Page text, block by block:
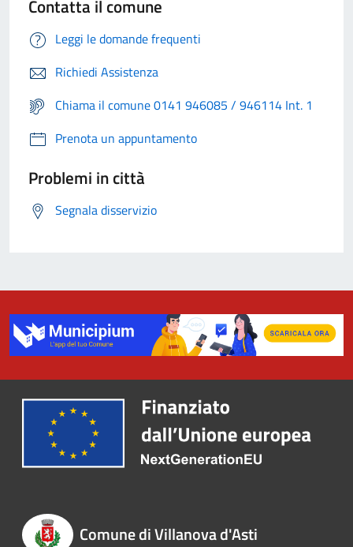
Contatta il comune
Leggi le domande frequenti
Richiedi Assistenza
Chiama il comune 0141 946085 / 946114 Int. 1
Prenota un appuntamento
Problemi in città
Segnala disservizio
Comune di Villanova d'Asti